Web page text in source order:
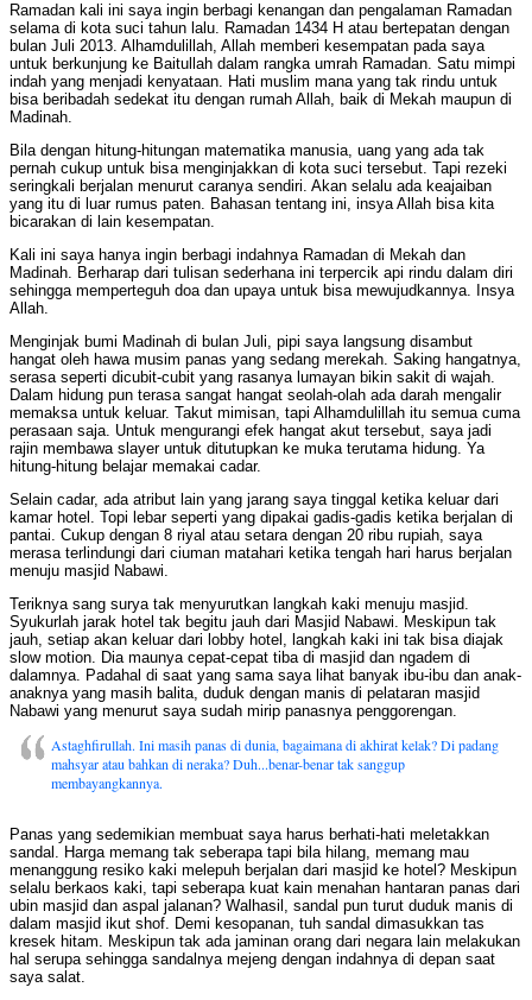
Ramadan kali ini saya ingin berbagi kenangan dan pengalaman Ramadan
selama di kota suci tahun lalu. Ramadan 1434 H atau bertepatan dengan
bulan Juli 2013. Alhamdulillah, Allah memberi kesempatan pada saya
untuk berkunjung ke Baitullah dalam rangka umrah Ramadan. Satu mimpi
indah yang menjadi kenyataan. Hati muslim mana yang tak rindu untuk
bisa beribadah sedekat itu dengan rumah Allah, baik di Mekah maupun di
Madinah.
Bila dengan hitung-hitungan matematika manusia, uang yang ada tak
pernah cukup untuk bisa menginjakkan di kota suci tersebut. Tapi rezeki
seringkali berjalan menurut caranya sendiri. Akan selalu ada keajaiban
yang itu di luar rumus paten. Bahasan tentang ini, insya Allah bisa kita
bicarakan di lain kesempatan.
Kali ini saya hanya ingin berbagi indahnya Ramadan di Mekah dan
Madinah. Berharap dari tulisan sederhana ini terpercik api rindu dalam diri
sehingga memperteguh doa dan upaya untuk bisa mewujudkannya. Insya
Allah.
Menginjak bumi Madinah di bulan Juli, pipi saya langsung disambut
hangat oleh hawa musim panas yang sedang merekah. Saking hangatnya,
serasa seperti dicubit-cubit yang rasanya lumayan bikin sakit di wajah.
Dalam hidung pun terasa sangat hangat seolah-olah ada darah mengalir
memaksa untuk keluar. Takut mimisan, tapi Alhamdulillah itu semua cuma
perasaan saja. Untuk mengurangi efek hangat akut tersebut, saya jadi
rajin membawa slayer untuk ditutupkan ke muka terutama hidung. Ya
hitung-hitung belajar memakai cadar.
Selain cadar, ada atribut lain yang jarang saya tinggal ketika keluar dari
kamar hotel. Topi lebar seperti yang dipakai gadis-gadis ketika berjalan di
pantai. Cukup dengan 8 riyal atau setara dengan 20 ribu rupiah, saya
merasa terlindungi dari ciuman matahari ketika tengah hari harus berjalan
menuju masjid Nabawi.
Teriknya sang surya tak menyurutkan langkah kaki menuju masjid.
Syukurlah jarak hotel tak begitu jauh dari Masjid Nabawi. Meskipun tak
jauh, setiap akan keluar dari lobby hotel, langkah kaki ini tak bisa diajak
slow motion. Dia maunya cepat-cepat tiba di masjid dan ngadem di
dalamnya. Padahal di saat yang sama saya lihat banyak ibu-ibu dan anak-
anaknya yang masih balita, duduk dengan manis di pelataran masjid
Nabawi yang menurut saya sudah mirip panasnya penggorengan.
Astaghfirullah. Ini masih panas di dunia, bagaimana di akhirat kelak? Di padang
mahsyar atau bahkan di neraka? Duh...benar-benar tak sanggup
membayangkannya.
Panas yang sedemikian membuat saya harus berhati-hati meletakkan
sandal. Harga memang tak seberapa tapi bila hilang, memang mau
menanggung resiko kaki melepuh berjalan dari masjid ke hotel? Meskipun
selalu berkaos kaki, tapi seberapa kuat kain menahan hantaran panas dari
ubin masjid dan aspal jalanan? Walhasil, sandal pun turut duduk manis di
dalam masjid ikut shof. Demi kesopanan, tuh sandal dimasukkan tas
kresek hitam. Meskipun tak ada jaminan orang dari negara lain melakukan
hal serupa sehingga sandalnya mejeng dengan indahnya di depan saat
saya salat.